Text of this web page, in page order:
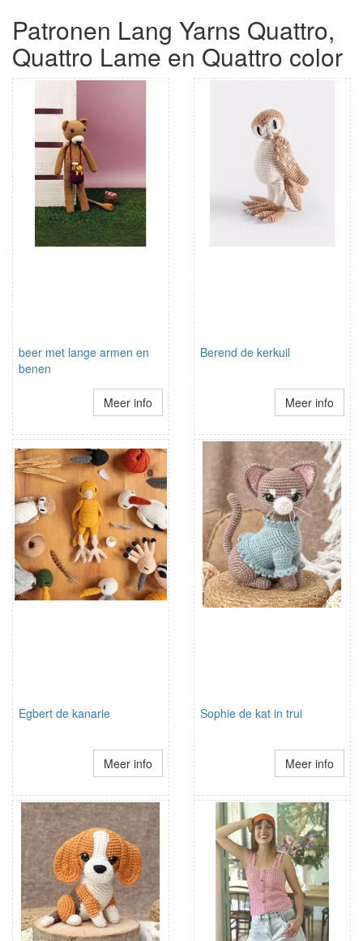
Patronen Lang Yarns Quattro,
Quattro Lame en Quattro color
beer met lange armen en
benen
Meer info
Berend de kerkuil
Meer info
Egbert de kanarie
Meer info
Sophie de kat in trui
Meer info